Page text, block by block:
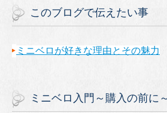
このブログで伝えたい事
ミニベロが好きな理由とその魅力
ミニベロ入門～購入の前に～